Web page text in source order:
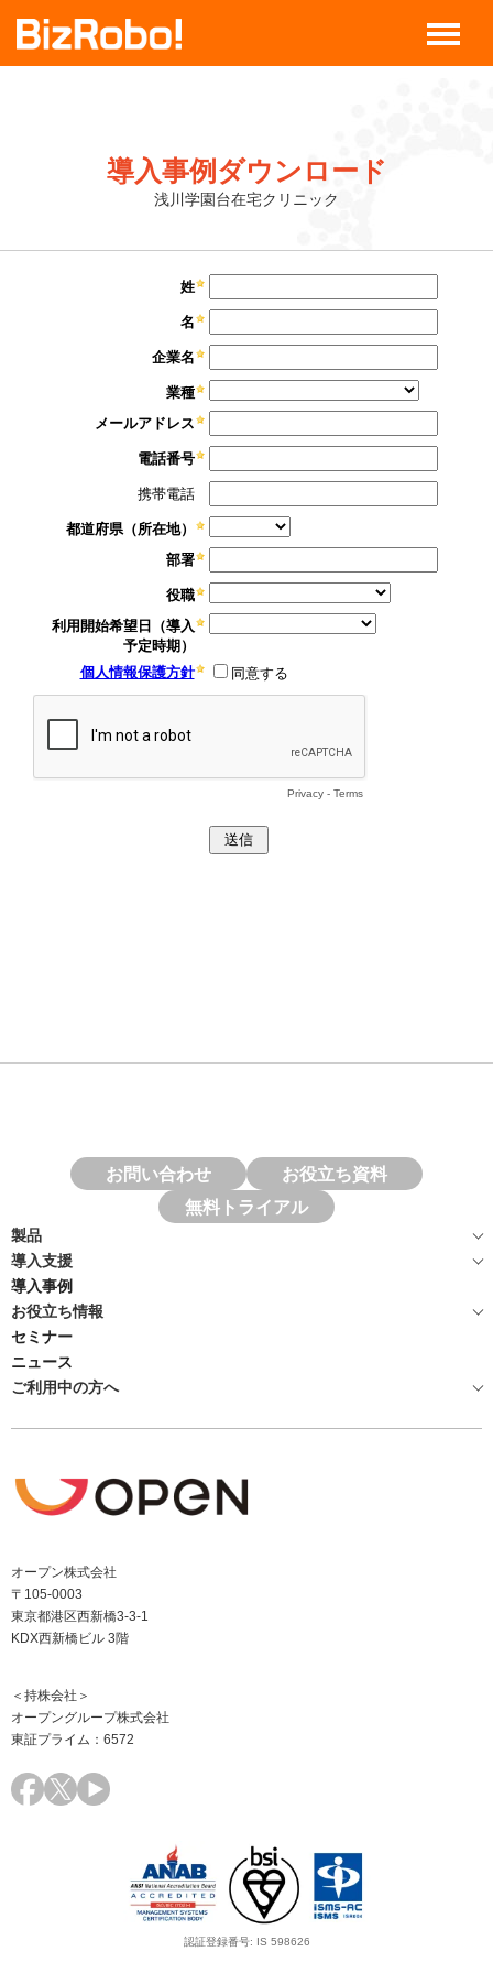
導入事例ダウンロード
浅川学園台在宅クリニック
お問い合わせ
お役立ち資料
無料トライアル
製品
導入支援
導入事例
お役立ち情報
セミナー
ニュース
ご利用中の方へ
オープン株式会社
〒105-0003
東京都港区西新橋3-3-1
KDX西新橋ビル 3階
＜持株会社＞
オープングループ株式会社
東証プライム：6572
認証登録番号: IS 598626